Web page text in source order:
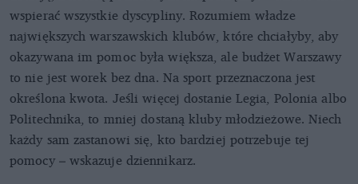
wspierać wszystkie dyscypliny. Rozumiem władze
największych warszawskich klubów, które chciałyby, aby
okazywana im pomoc była większa, ale budżet Warszawy
to nie jest worek bez dna. Na sport przeznaczona jest
określona kwota. Jeśli więcej dostanie Legia, Polonia albo
Politechnika, to mniej dostaną kluby młodzieżowe. Niech
każdy sam zastanowi się, kto bardziej potrzebuje tej
pomocy – wskazuje dziennikarz.